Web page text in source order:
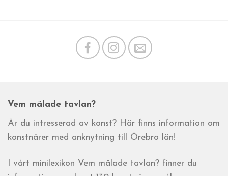
Vem målade tavlan?
Är du intresserad av konst? Här finns information om
konstnärer med anknytning till Örebro län!
I vårt minilexikon Vem målade tavlan? finner du